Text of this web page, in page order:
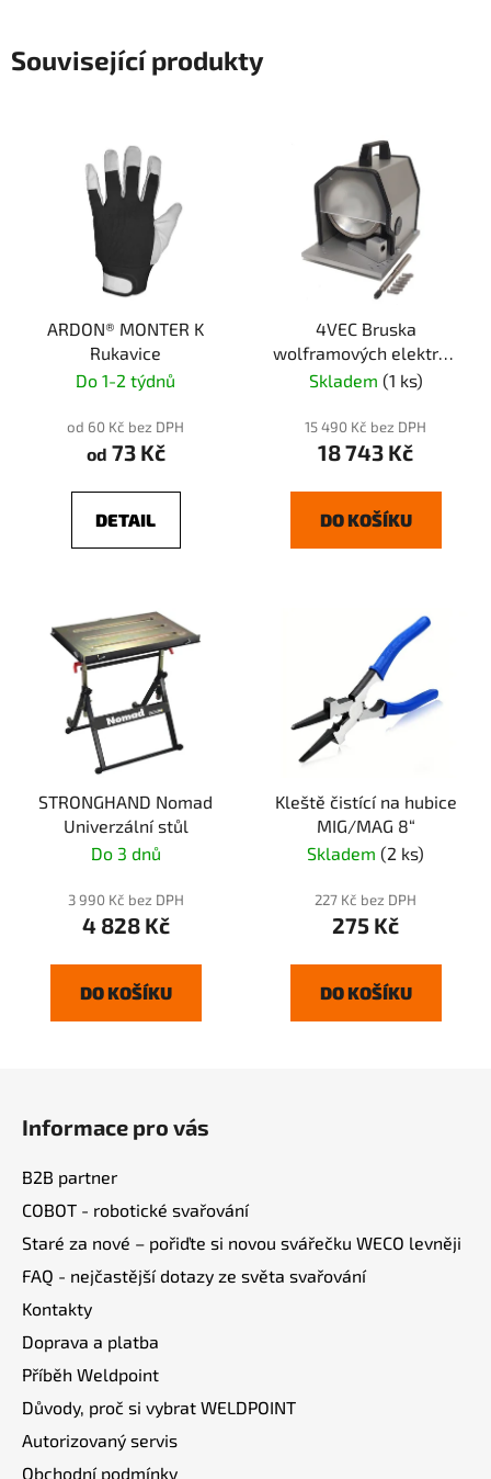
Související produkty
ARDON® MONTER K
Rukavice
Do 1-2 týdnů
od 60 Kč bez DPH
od 73 Kč
DETAIL
4VEC Bruska
wolframových elektrod
WG-15
Skladem (1 ks)
15 490 Kč bez DPH
18 743 Kč
DO KOŠÍKU
STRONGHAND Nomad
Univerzální stůl
Do 3 dnů
3 990 Kč bez DPH
4 828 Kč
DO KOŠÍKU
Kleště čistící na hubice
MIG/MAG 8“
Skladem (2 ks)
227 Kč bez DPH
275 Kč
DO KOŠÍKU
Informace pro vás
B2B partner
COBOT - robotické svařování
Staré za nové – pořiďte si novou svářečku WECO levněji
FAQ - nejčastější dotazy ze světa svařování
Kontakty
Doprava a platba
Příběh Weldpoint
Důvody, proč si vybrat WELDPOINT
Autorizovaný servis
Obchodní podmínky